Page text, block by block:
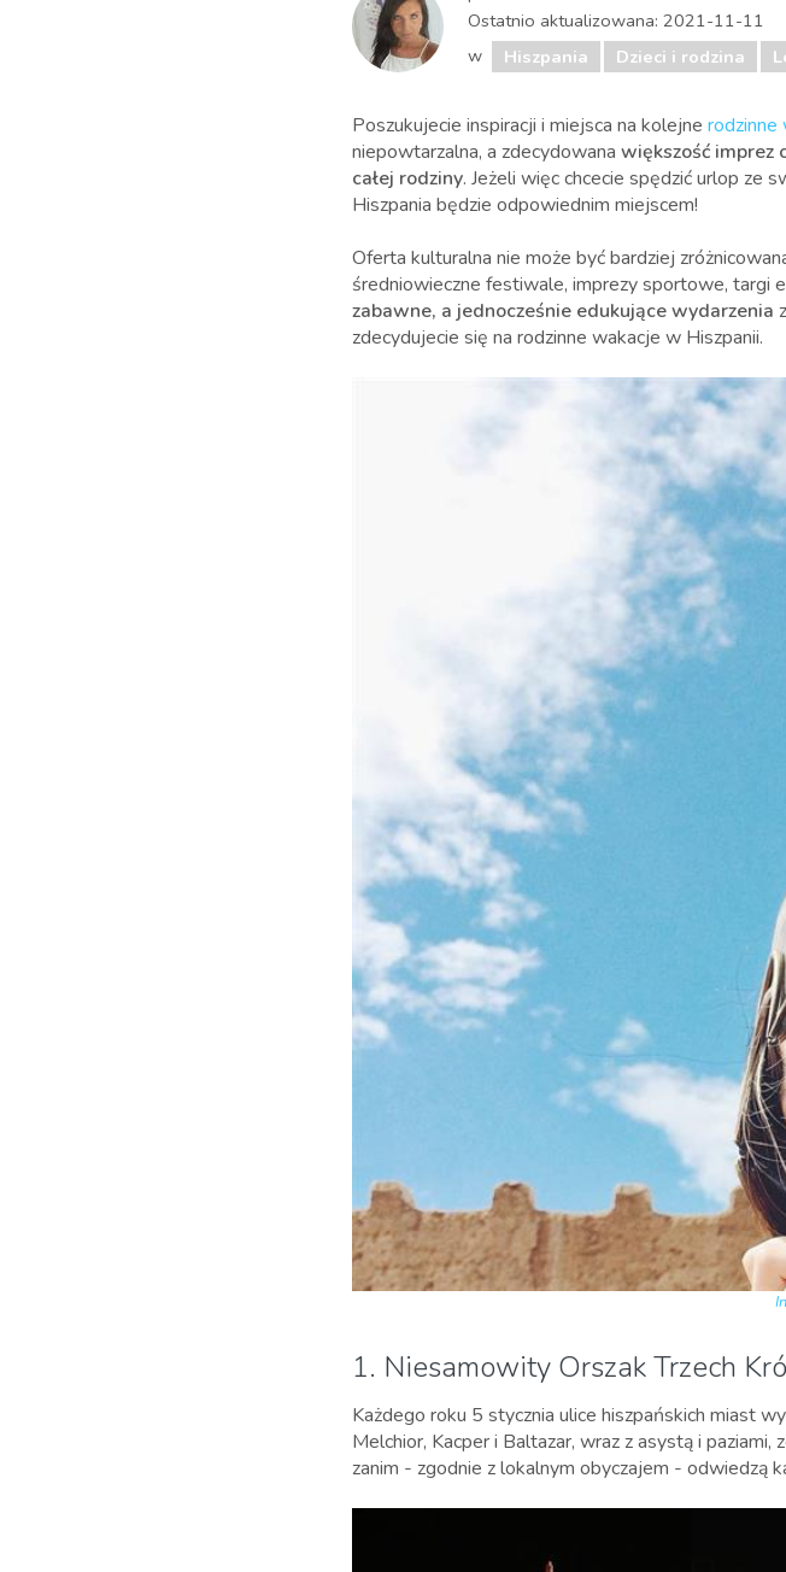
Ostatnio aktualizowana: 2021-11-11
w
Hiszpania Dzieci i rodzina
Poszukujecie inspiracji i miejsca na kolejne rodzinne
niepowtarzalna, a zdecydowana większość imprez
całej rodziny. Jeżeli więc chcecie spędzić urlop ze
Hiszpania będzie odpowiednim miejscem!
Oferta kulturalna nie może być bardziej
średniowieczne festiwale, imprezy sportowe, targi
zabawne, a jednocześnie edukujące wydarzenia
zdecydujecie się na rodzinne wakacje w Hiszpanii.
1. Niesamowity Orszak Trzech
Każdego roku 5 stycznia ulice hiszpańskich miast
Melchior, Kacper i Baltazar, wraz z asystą i
zanim - zgodnie z lokalnym obyczajem - odwiedzą